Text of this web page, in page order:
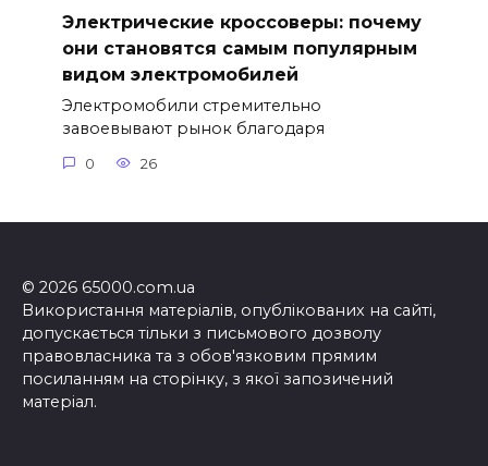
Электрические кроссоверы: почему
они становятся самым популярным
видом электромобилей
Электромобили стремительно
завоевывают рынок благодаря
0 26
© 2026 65000.com.ua
Використання матеріалів, опублікованих на сайті,
допускається тільки з письмового дозволу
правовласника та з обов'язковим прямим
посиланням на сторінку, з якої запозичений
матеріал.